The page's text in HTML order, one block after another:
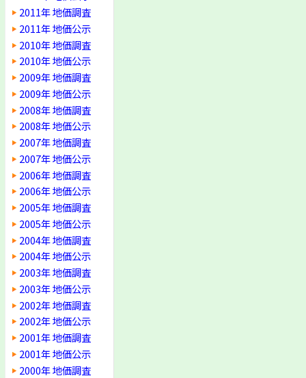
2011年 地価調査
2011年 地価公示
2010年 地価調査
2010年 地価公示
2009年 地価調査
2009年 地価公示
2008年 地価調査
2008年 地価公示
2007年 地価調査
2007年 地価公示
2006年 地価調査
2006年 地価公示
2005年 地価調査
2005年 地価公示
2004年 地価調査
2004年 地価公示
2003年 地価調査
2003年 地価公示
2002年 地価調査
2002年 地価公示
2001年 地価調査
2001年 地価公示
2000年 地価調査